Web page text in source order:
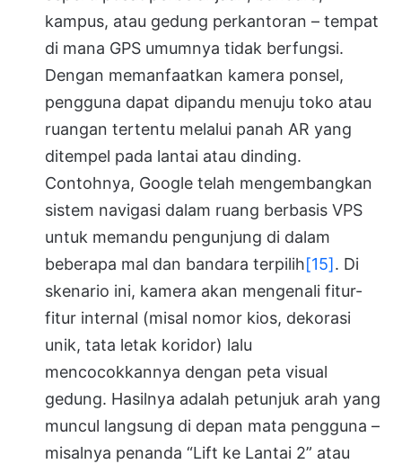
kampus, atau gedung perkantoran – tempat
di mana GPS umumnya tidak berfungsi.
Dengan memanfaatkan kamera ponsel,
pengguna dapat dipandu menuju toko atau
ruangan tertentu melalui panah AR yang
ditempel pada lantai atau dinding.
Contohnya, Google telah mengembangkan
sistem navigasi dalam ruang berbasis VPS
untuk memandu pengunjung di dalam
beberapa mal dan bandara terpilih[15]. Di
skenario ini, kamera akan mengenali fitur-
fitur internal (misal nomor kios, dekorasi
unik, tata letak koridor) lalu
mencocokkannya dengan peta visual
gedung. Hasilnya adalah petunjuk arah yang
muncul langsung di depan mata pengguna –
misalnya penanda “Lift ke Lantai 2” atau